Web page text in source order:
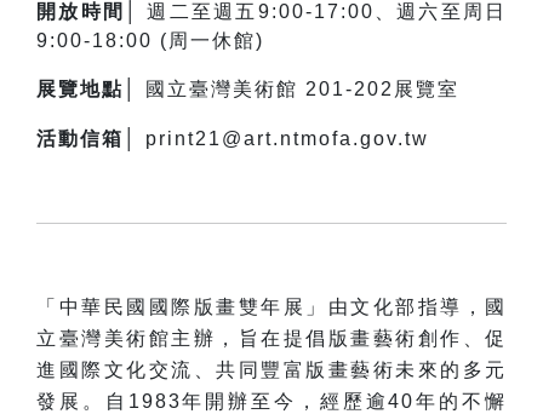
開放時間│週二至週五9:00-17:00、週六至周日
9:00-18:00 (周一休館)
展覽地點 │ 國立臺灣美術館 201-202展覽室
活動信箱 │ print21@art.ntmofa.gov.tw
「中華民國國際版畫雙年展」由文化部指導，國
立臺灣美術館主辦，旨在提倡版畫藝術創作、促
進國際文化交流、共同豐富版畫藝術未來的多元
發展。自1983年開辦至今，經歷逾40年的不懈